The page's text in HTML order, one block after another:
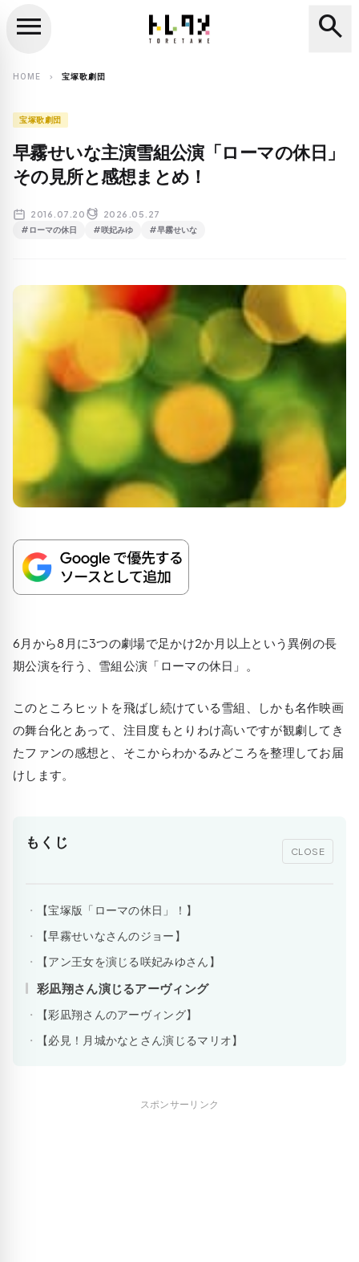
search
menu search
HOME chevron_right 宝塚歌劇団
宝塚歌劇団
早霧せいな主演雪組公演「ローマの休日」
その見所と感想まとめ！
2016.07.20 2026.05.27
#ローマの休日 #咲妃みゆ #早霧せいな
6月から8月に3つの劇場で足かけ2か月以上という異例の長
期公演を行う、雪組公演「ローマの休日」。
このところヒットを飛ばし続けている雪組、しかも名作映画
の舞台化とあって、注目度もとりわけ高いですが観劇してき
たファンの感想と、そこからわかるみどころを整理してお届
けします。
もくじ
CLOSE
【宝塚版「ローマの休日」！】
【早霧せいなさんのジョー】
【アン王女を演じる咲妃みゆさん】
彩凪翔さん演じるアーヴィング
【彩凪翔さんのアーヴィング】
【必見！月城かなとさん演じるマリオ】
スポンサーリンク